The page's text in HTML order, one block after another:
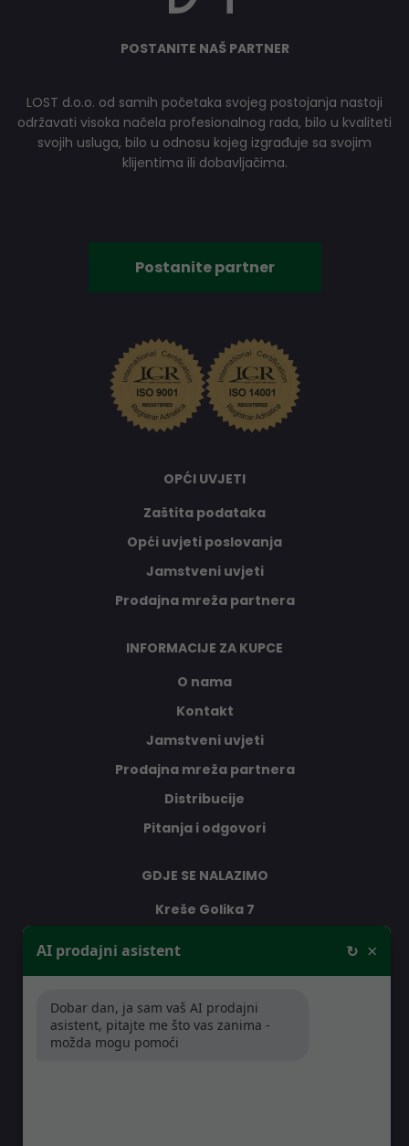
POSTANITE NAŠ PARTNER
LOST d.o.o. od samih početaka svojeg postojanja nastoji
održavati visoka načela profesionalnog rada, bilo u kvaliteti
svojih usluga, bilo u odnosu kojeg izgrađuje sa svojim
klijentima ili dobavljačima.
Postanite partner
OPĆI UVJETI
Zaštita podataka
Opći uvjeti poslovanja
Jamstveni uvjeti
Prodajna mreža partnera
INFORMACIJE ZA KUPCE
O nama
Kontakt
Jamstveni uvjeti
Prodajna mreža partnera
Distribucije
Pitanja i odgovori
GDJE SE NALAZIMO
Kreše Golika 7
RADNO VRIJEME
Pon-Čet: 08:30 - 16:30h
AI prodajni asistent ↻ ×
Dobar dan, ja sam vaš AI prodajni
asistent, pitajte me što vas zanima -
možda mogu pomoći